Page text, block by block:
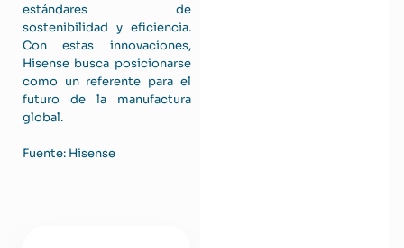
estándares de
sostenibilidad y eficiencia.
Con estas innovaciones,
Hisense busca posicionarse
como un referente para el
futuro de la manufactura
global.
Fuente: Hisense